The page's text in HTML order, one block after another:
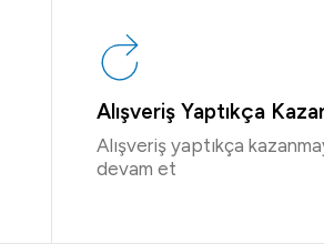
Alışveriş Yaptıkça
Alışveriş yaptıkça
devam et